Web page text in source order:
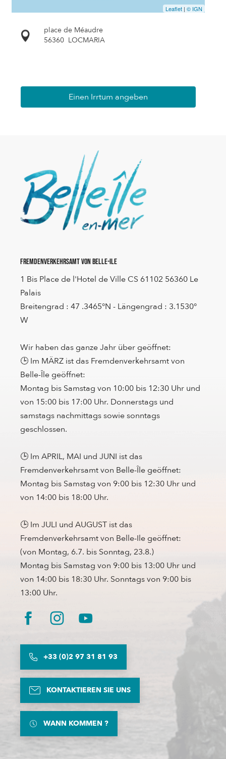
Leaflet | © IGN
place de Méaudre
56360 LOCMARIA
Einen Irrtum angeben
Fremdenverkehrsamt von Belle-Ile
1 Bis Place de l'Hotel de Ville CS 61102 56360 Le
Palais
Breitengrad : 47 .3465°N - Längengrad : 3.1530°
W
Wir haben das ganze Jahr über geöffnet:
🕒 Im MÄRZ ist das Fremdenverkehrsamt von
Belle-Île geöffnet:
Montag bis Samstag von 10:00 bis 12:30 Uhr und
von 15:00 bis 17:00 Uhr. Donnerstags und
samstags nachmittags sowie sonntags
geschlossen.
🕒 Im APRIL, MAI und JUNI ist das
Fremdenverkehrsamt von Belle-Île geöffnet:
Montag bis Samstag von 9:00 bis 12:30 Uhr und
von 14:00 bis 18:00 Uhr.
🕒 Im JULI und AUGUST ist das
Fremdenverkehrsamt von Belle-Ile geöffnet:
(von Montag, 6.7. bis Sonntag, 23.8.)
Montag bis Samstag von 9:00 bis 13:00 Uhr und
von 14:00 bis 18:30 Uhr. Sonntags von 9:00 bis
13:00 Uhr.
+33 (0)2 97 31 81 93
KONTAKTIEREN SIE UNS
WANN KOMMEN ?